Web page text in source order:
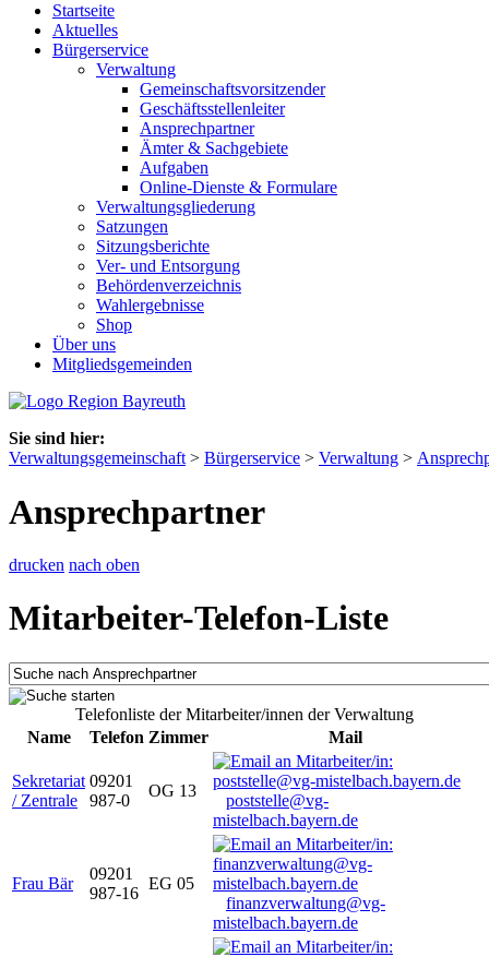
Startseite
Aktuelles
Bürgerservice
Verwaltung
Gemeinschaftsvorsitzender
Geschäftsstellenleiter
Ansprechpartner
Ämter & Sachgebiete
Aufgaben
Online-Dienste & Formulare
Verwaltungsgliederung
Satzungen
Sitzungsberichte
Ver- und Entsorgung
Behördenverzeichnis
Wahlergebnisse
Shop
Über uns
Mitgliedsgemeinden
Sie sind hier:
Verwaltungsgemeinschaft > Bürgerservice > Verwaltung >
Ansprechpartner
drucken nach oben
Mitarbeiter-Telefon-Liste
Telefonliste der Mitarbeiter/innen der Verwaltung
Name
Telefon Zimmer Mail
Sekretariat
/ Zentrale
09201
987-0
OG 13
poststelle@vg-
mistelbach.bayern.de
Frau Bär
09201
987-16
EG 05
finanzverwaltung@vg-
mistelbach.bayern.de